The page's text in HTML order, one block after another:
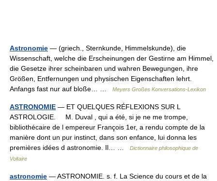
Astronomie — (griech., Sternkunde, Himmelskunde), die
Wissenschaft, welche die Erscheinungen der Gestirne am Himmel,
die Gesetze ihrer scheinbaren und wahren Bewegungen, ihre
Größen, Entfernungen und physischen Eigenschaften lehrt.
Anfangs fast nur auf bloße… …
Meyers Großes Konversations-Lexikon
ASTRONOMIE — ET QUELQUES RÉFLEXIONS SUR L
ASTROLOGIE. M. Duval , qui a été, si je ne me trompe,
bibliothécaire de l empereur François 1er, a rendu compte de la
manière dont un pur instinct, dans son enfance, lui donna les
premières idées d astronomie. Il… …
Dictionnaire philosophique de
Voltaire
astronomie — ASTRONOMIE. s. f. La Science du cours et de la